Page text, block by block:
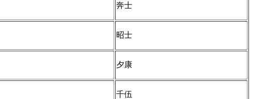
奔士
昭士
夕康
千伍